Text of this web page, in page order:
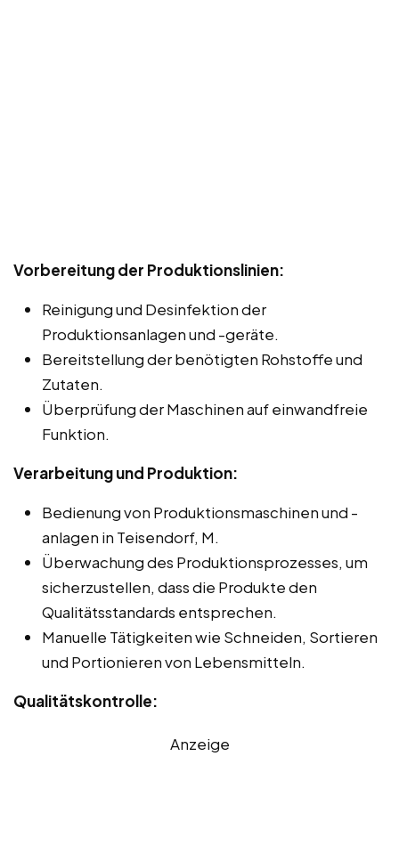
Vorbereitung der Produktionslinien:
Reinigung und Desinfektion der
Produktionsanlagen und -geräte.
Bereitstellung der benötigten Rohstoffe und
Zutaten.
Überprüfung der Maschinen auf einwandfreie
Funktion.
Verarbeitung und Produktion:
Bedienung von Produktionsmaschinen und -
anlagen in Teisendorf, M.
Überwachung des Produktionsprozesses, um
sicherzustellen, dass die Produkte den
Qualitätsstandards entsprechen.
Manuelle Tätigkeiten wie Schneiden, Sortieren
und Portionieren von Lebensmitteln.
Qualitätskontrolle:
Anzeige